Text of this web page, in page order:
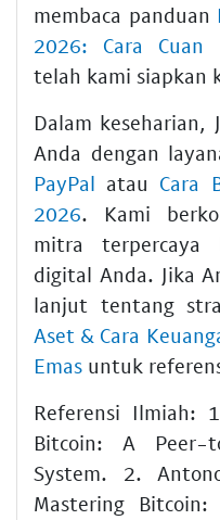
membaca panduan
2026: Cara Cuan
telah kami siapkan
Dalam keseharian,
Anda dengan
PayPal atau Cara
2026. Kami
mitra terpercaya
digital Anda. Jika
lanjut tentang
Aset & Cara
Emas untuk
Referensi Ilmiah:
Bitcoin: A Peer-
System. 2.
Mastering